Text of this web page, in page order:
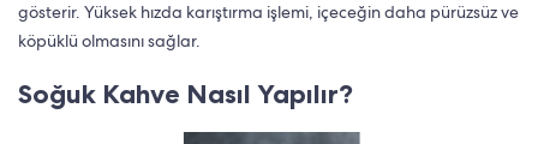
gösterir. Yüksek hızda karıştırma işlemi, içeceğin daha pürüzsüz ve
köpüklü olmasını sağlar.
Soğuk Kahve Nasıl Yapılır?